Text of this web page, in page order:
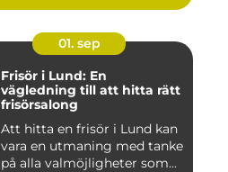
01. sep
Frisör i Lund: En
vägledning till att hitta rätt
frisörsalong
Att hitta en frisör i Lund kan
vara en utmaning med tanke
på alla valmöjligheter som...